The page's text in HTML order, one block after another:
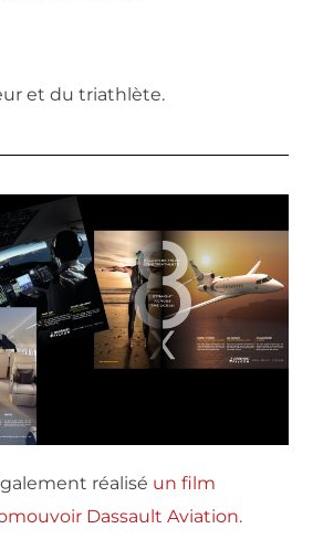
et du triathlète.
réalisé un film
Dassault Aviation.